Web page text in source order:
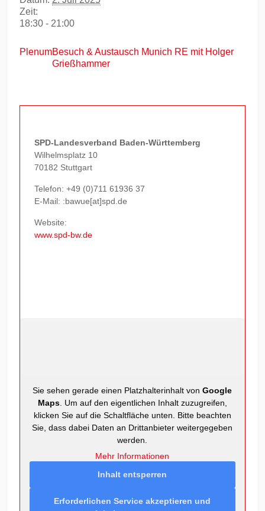
Zeit:
18:30 - 21:00
PlenumBesuch & Austausch Munich RE mit Holger
Grießhammer
SPD-Landesverband Baden-Württemberg
Wilhelmsplatz 10
70182 Stuttgart
Telefon:+49 (0)711 61936 37
E-Mail: :bawue[at]spd.de
Website:
www.spd-bw.de
Sie sehen gerade einen Platzhalterinhalt vonGoogle
Maps. Um auf den eigentlichen Inhalt zuzugreifen,
klicken Sie auf die Schaltfläche unten. Bitte beachten
Sie, dass dabei Daten an Drittanbieter weitergegeben
werden.
Mehr Informationen
Inhalt entsperren
Erforderlichen Service akzeptieren und